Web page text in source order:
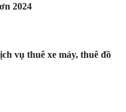
2024
vụ thuê xe máy, thuê đồ